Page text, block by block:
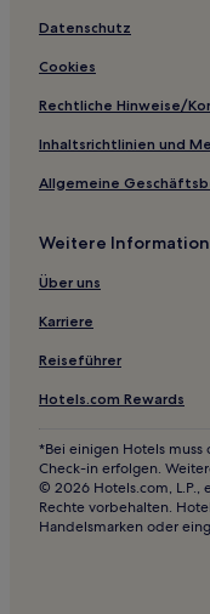
Datenschutz
Cookies
Rechtliche Hinweise/
Inhaltsrichtlinien und
Allgemeine
Weitere
Über uns
Karriere
Reiseführer
Hotels.com Rewards
*Bei einigen Hotels
Check-in erfolgen.
© 2026 Hotels.com, L.P.,
Rechte vorbehalten.
Handelsmarken oder